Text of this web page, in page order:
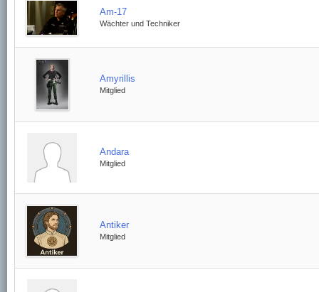
Am-17
Wächter und Techniker
Amyrillis
Mitglied
Andara
Mitglied
Antiker
Mitglied